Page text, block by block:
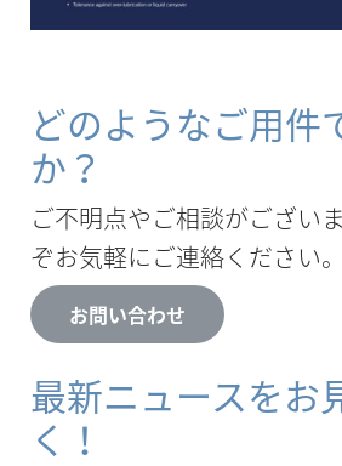
どのようなご用件
か？
ご不明点やご相談がござい
ぞお気軽にご連絡ください。
お問い合わせ
最新ニュースをお
く！